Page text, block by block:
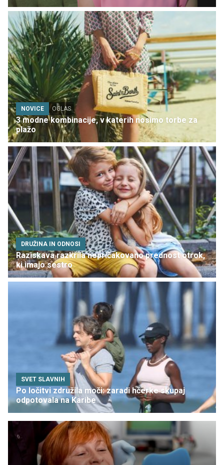
NOVICE OGLAS
3 modne kombinacije, v katerih nosimo torbe za
plažo
DRUŽINA IN ODNOSI
Raziskava razkrila nepričakovano prednost otrok,
ki imajo sestro
SVET SLAVNIH
Po ločitvi združila moči: zaradi hčerke skupaj
odpotovala na Karibe